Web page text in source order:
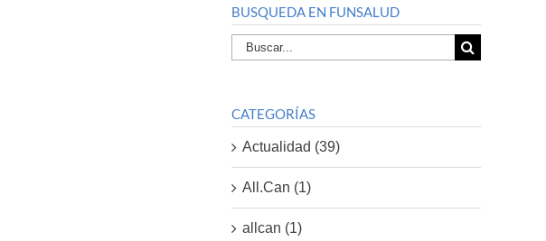
BUSQUEDA EN FUNSALUD
Buscar
por:
CATEGORÍAS
Actualidad (39)
All.Can (1)
allcan (1)